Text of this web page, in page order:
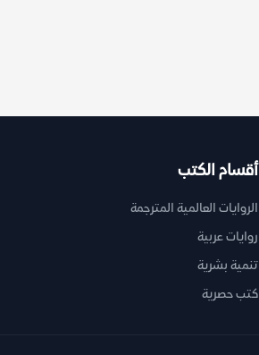
أقسام الكتب
الروايات العالمية المترجمة
روايات عربية
تنمية بشرية
كتب حصرية